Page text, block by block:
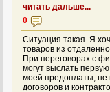
читать дальше...
0
Ситуация такая. Я
товаров из
При переговорах с
могут выслать
моей предоплаты, не
договоров и